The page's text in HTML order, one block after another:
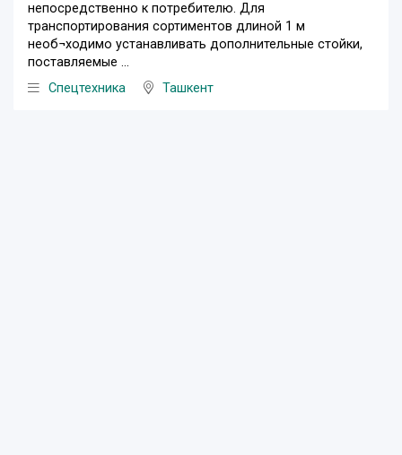
непосредственно к потребителю. Для
транспортирования сортиментов длиной 1 м
необ¬ходимо устанавливать дополнительные стойки,
поставляемые ...
Спецтехника
Ташкент